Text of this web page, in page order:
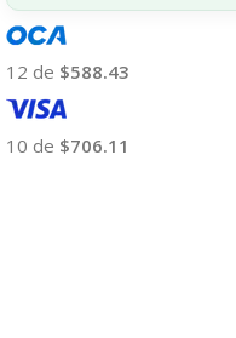
12 de $588.43
10 de $706.11